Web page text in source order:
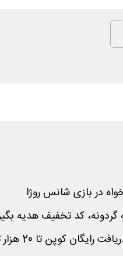
گردونه، کد تخفیف هدیه